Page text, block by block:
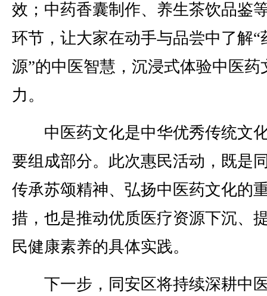
效；中药香囊制作、养生茶饮品鉴
环节，让大家在动手与品尝中了解“
源”的中医智慧，沉浸式体验中医药
力。
中医药文化是中华优秀传统文
要组成部分。此次惠民活动，既是
传承苏颂精神、弘扬中医药文化的
措，也是推动优质医疗资源下沉、
民健康素养的具体实践。
下一步，同安区将持续深耕中